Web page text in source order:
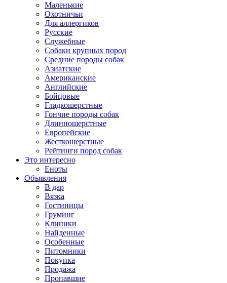
Маленькие
Охотничьи
Для аллергиков
Русские
Служебные
Собаки крупных пород
Средние породы собак
Азиатские
Американские
Английские
Бойцовые
Гладкошерстные
Гончие породы собак
Длинношерстные
Европейские
Жесткошерстные
Рейтинги пород собак
Это интересно
Еноты
Объявления
В дар
Вязка
Гостиницы
Груминг
Клиники
Найденные
Особенные
Питомники
Покупка
Продажа
Пропавшие